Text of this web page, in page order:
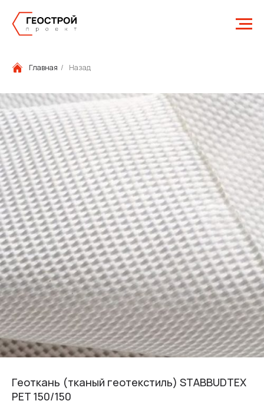
Главная / Назад
Геоткань (тканый геотекстиль) STABBUDTEX
PET 150/150